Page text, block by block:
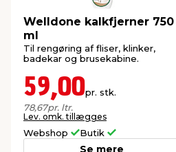
Welldone kalkfjerner 750
ml
Til rengøring af fliser, klinker,
badekar og brusekabine.
59,00pr. stk.
78,67pr. ltr.
Lev. omk. tillægges
Webshop Butik
Se mere